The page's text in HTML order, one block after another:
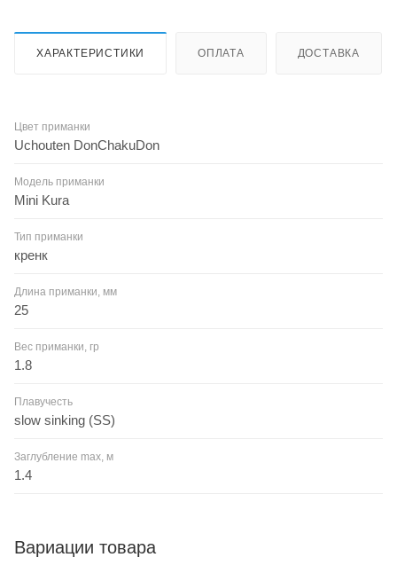
ХАРАКТЕРИСТИКИ ОПЛАТА ДОСТАВКА
Цвет приманки
Uchouten DonChakuDon
Модель приманки
Mini Kura
Тип приманки
кренк
Длина приманки, мм
25
Вес приманки, гр
1.8
Плавучесть
slow sinking (SS)
Заглубление max, м
1.4
Вариации товара